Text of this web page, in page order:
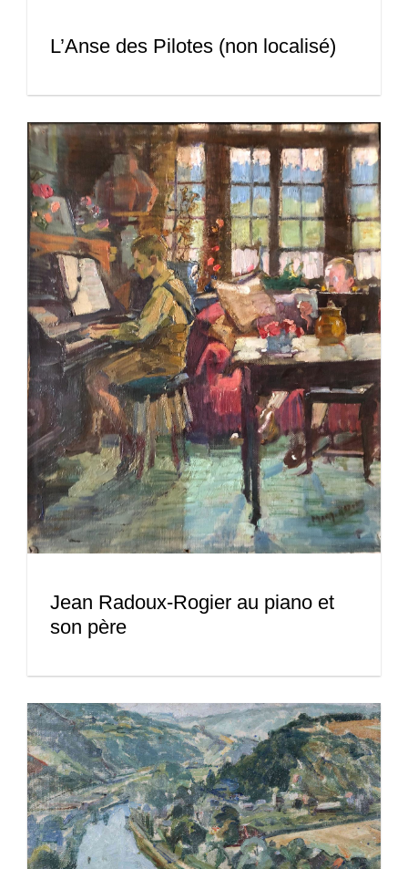
L’Anse des Pilotes (non localisé)
Jean Radoux-Rogier au piano et
son père